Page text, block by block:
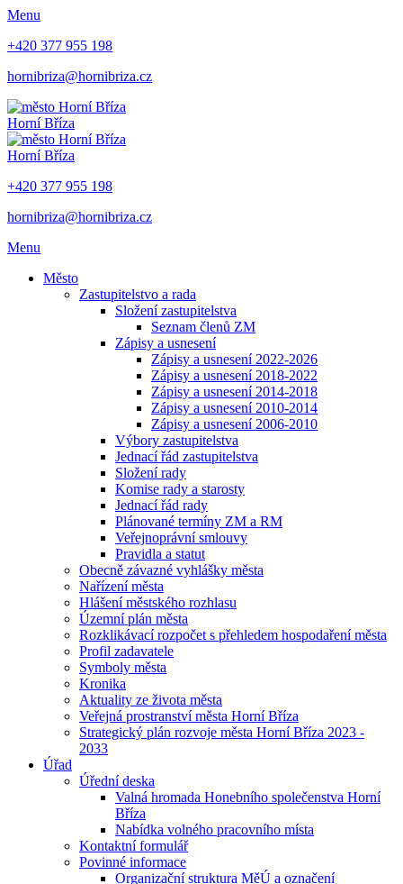
Menu
+420 377 955 198
hornibriza@hornibriza.cz
Horní Bříza
Horní Bříza
+420 377 955 198
hornibriza@hornibriza.cz
Menu
Město
Zastupitelstvo a rada
Složení zastupitelstva
Seznam členů ZM
Zápisy a usnesení
Zápisy a usnesení 2022-2026
Zápisy a usnesení 2018-2022
Zápisy a usnesení 2014-2018
Zápisy a usnesení 2010-2014
Zápisy a usnesení 2006-2010
Výbory zastupitelstva
Jednací řád zastupitelstva
Složení rady
Komise rady a starosty
Jednací řád rady
Plánované termíny ZM a RM
Veřejnoprávní smlouvy
Pravidla a statut
Obecně závazné vyhlášky města
Nařízení města
Hlášení městského rozhlasu
Územní plán města
Rozklikávací rozpočet s přehledem hospodaření města
Profil zadavatele
Symboly města
Kronika
Aktuality ze života města
Veřejná prostranství města Horní Bříza
Strategický plán rozvoje města Horní Bříza 2023 -
2033
Úřad
Úřední deska
Valná hromada Honebního společenstva Horní
Bříza
Nabídka volného pracovního místa
Kontaktní formulář
Povinné informace
Organizační struktura MěÚ a označení